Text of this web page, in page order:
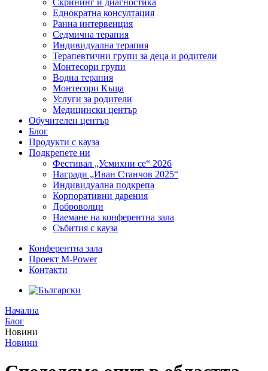
Скрининг и диагностика
Еднократна консултация
Ранна интервенция
Седмична терапия
Индивидуална терапия
Терапевтични групи за деца и родители
Монтесори групи
Водна терапия
Монтесори Къща
Услуги за родители
Медицински център
Обучителен център
Блог
Продукти с кауза
Подкрепете ни
Фестивал „Усмихни се“ 2026
Награди „Иван Станчов 2025“
Индивидуална подкрепа
Корпоративни дарения
Доброволци
Наемане на конферентна зала
Събития с кауза
Конферентна зала
Проект M-Power
Контакти
Начална
Блог
Новини
Новини